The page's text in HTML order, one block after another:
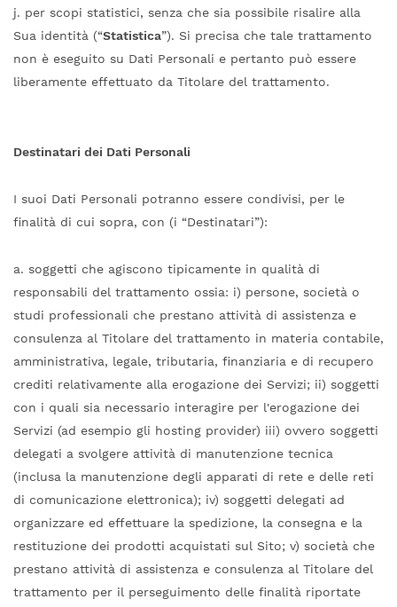
j. per scopi statistici, senza che sia possibile risalire alla
Sua identità (“Statistica”). Si precisa che tale trattamento
non è eseguito su Dati Personali e pertanto può essere
liberamente effettuato da Titolare del trattamento.
Destinatari dei Dati Personali
I suoi Dati Personali potranno essere condivisi, per le
finalità di cui sopra, con (i “Destinatari”):
a. soggetti che agiscono tipicamente in qualità di
responsabili del trattamento ossia: i) persone, società o
studi professionali che prestano attività di assistenza e
consulenza al Titolare del trattamento in materia contabile,
amministrativa, legale, tributaria, finanziaria e di recupero
crediti relativamente alla erogazione dei Servizi; ii) soggetti
con i quali sia necessario interagire per l'erogazione dei
Servizi (ad esempio gli hosting provider) iii) ovvero soggetti
delegati a svolgere attività di manutenzione tecnica
(inclusa la manutenzione degli apparati di rete e delle reti
di comunicazione elettronica); iv) soggetti delegati ad
organizzare ed effettuare la spedizione, la consegna e la
restituzione dei prodotti acquistati sul Sito; v) società che
prestano attività di assistenza e consulenza al Titolare del
trattamento per il perseguimento delle finalità riportate